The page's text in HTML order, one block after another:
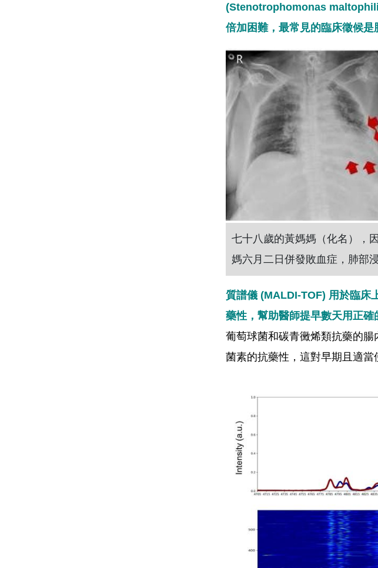
(Stenotrophomonas
倍加困難，最常見的臨床徵候是
七十八歲的黃媽媽（化名），
媽六月二日併發敗血症，肺部
質譜儀 (MALDI-TOF) 用於臨床
藥性，幫助醫師提早數天用正確
葡萄球菌和碳青黴烯類抗藥的
菌素的抗藥性，這對早期且適當